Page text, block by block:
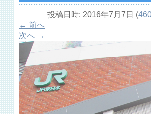
投稿日時: 2016年7月7日 (
← 前へ
次へ →